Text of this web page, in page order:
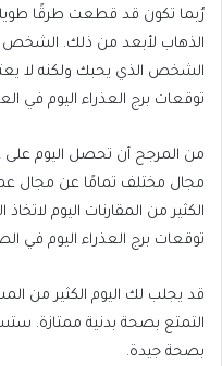
رُبما تكون قد قطعت طرقًا
الذهاب لأبعد من ذلك. الشخص
الشخص الذي يحبك ولكنه لا
توقعات برج العذراء اليوم في
من المرجح أن تحصل اليوم
مجال مختلف تمامًا عن مجال
الكثير من المقارنات اليوم لاتخاذ
توقعات برج العذراء اليوم في
قد يجلب لك اليوم الكثير من
التمتع بصحة بدنية ممتازة.
بصحة جيدة.